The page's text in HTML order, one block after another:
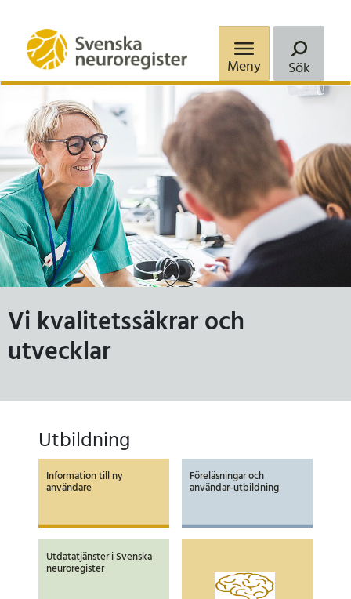
Meny Sök
Vi kvalitetssäkrar och
utvecklar neurosjukvården
Vi kvalitetssäkrar och
utvecklar
Utbildning
Information till ny
användare
Utdatatjänster i Svenska
neuroregister
Föreläsningar och
användar-utbildning